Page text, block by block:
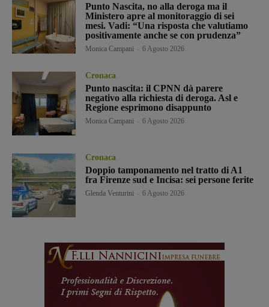
Punto Nascita, no alla deroga ma il
Ministero apre al monitoraggio di sei
mesi. Vadi: “Una risposta che valutiamo
positivamente anche se con prudenza”
Monica Campani 6 Agosto 2026
Cronaca
Punto nascita: il CPNN dà parere
negativo alla richiesta di deroga. Asl e
Regione esprimono disappunto
Monica Campani 6 Agosto 2026
Cronaca
Doppio tamponamento nel tratto di A1
fra Firenze sud e Incisa: sei persone ferite
Glenda Venturini 6 Agosto 2026